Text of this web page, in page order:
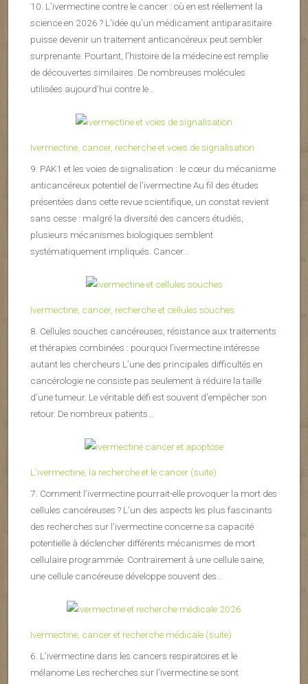
10. L’ivermectine contre le cancer : où en est réellement la
science en 2026 ? L’idée qu’un médicament antiparasitaire
puisse devenir un traitement anticancéreux peut sembler
surprenante. Pourtant, l’histoire de la médecine est remplie
de découvertes similaires. De nombreuses molécules
utilisées aujourd’hui contre le...
Ivermectine, cancer, recherche et voies de signalisation
9. PAK1 et les voies de signalisation : le cœur du mécanisme
anticancéreux potentiel de l’ivermectine Au fil des études
présentées dans cette revue scientifique, un constat revient
sans cesse : malgré la diversité des cancers étudiés,
plusieurs mécanismes biologiques semblent
systématiquement impliqués. Cancer...
Ivermectine, cancer, recherche et cellules souches
8. Cellules souches cancéreuses, résistance aux traitements
et thérapies combinées : pourquoi l’ivermectine intéresse
autant les chercheurs L’une des principales difficultés en
cancérologie ne consiste pas seulement à réduire la taille
d’une tumeur. Le véritable défi est souvent d’empêcher son
retour. De nombreux patients...
L’ivermectine, la recherche et le cancer (suite)
7. Comment l’ivermectine pourrait-elle provoquer la mort des
cellules cancéreuses ? L’un des aspects les plus fascinants
des recherches sur l’ivermectine concerne sa capacité
potentielle à déclencher différents mécanismes de mort
cellulaire programmée. Contrairement à une cellule saine,
une cellule cancéreuse développe souvent des...
Ivermectine, cancer et recherche médicale (suite)
6. L’ivermectine dans les cancers respiratoires et le
mélanome Les recherches sur l’ivermectine se sont